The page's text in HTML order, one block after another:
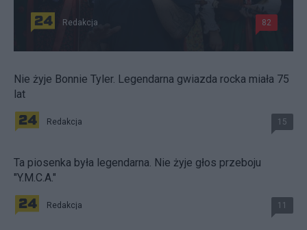
Redakcja 82
Nie żyje Bonnie Tyler. Legendarna gwiazda rocka miała 75
lat
Redakcja 15
Ta piosenka była legendarna. Nie żyje głos przeboju
"Y.M.C.A."
Redakcja 11